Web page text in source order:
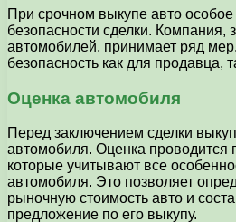
При срочном выкупе авто
безопасности сделки.
автомобилей, принимает ряд
безопасность как для продавца,
Оценка автомобиля
Перед заключением сделки
автомобиля. Оценка проводится
которые учитывают все
автомобиля. Это позволяет
рыночную стоимость авто и
предложение по его выкупу.